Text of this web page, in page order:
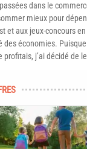
dans le
mieux pour
et aux jeux-concours
des économies.
profitais, j’ai décidé de